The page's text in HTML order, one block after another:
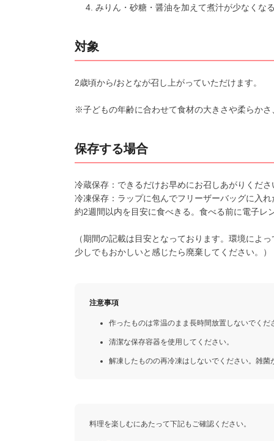
みりん・砂糖・醤油を加えて煮汁が少なくな
対象
2歳頃から/おとなが召し上がっていただけます。
※子どもの年齢に合わせて食材の大きさや柔らか
保存する場合
冷蔵保存：できるだけお早めにお召しあがりくださ
冷凍保存：ラップに包んでフリーザーバッグに入
約2週間以内を目安に食べきる。食べる前に電子レ
（期間の記載は目安となっております。環境によ
少しでもおかしいと感じたら廃棄してください。）
注意事項
作ったものは常温のまま長時間放置しないでく
清潔な保存容器を使用してください。
解凍したものの再冷凍はしないでください。雑菌
料理を楽しむにあたって下記もご確認ください。